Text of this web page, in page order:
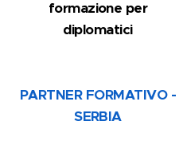
formazione per
diplomatici
PARTNER FORMATIVO -
SERBIA